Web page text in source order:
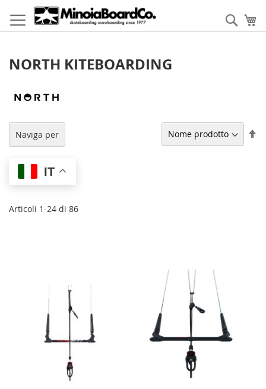
al
contenuto
Cerca
NORTH KITEBOARDING
Articoli 1-24 di 86
Naviga per
IT